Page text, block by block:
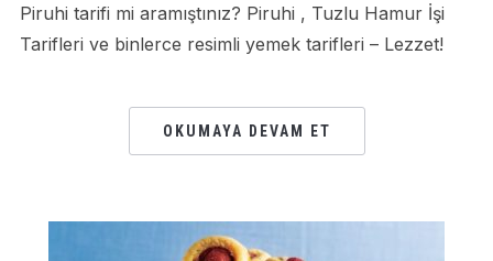
Piruhi tarifi mi aramıştınız? Piruhi , Tuzlu Hamur İşi
Tarifleri ve binlerce resimli yemek tarifleri – Lezzet!
OKUMAYA DEVAM ET